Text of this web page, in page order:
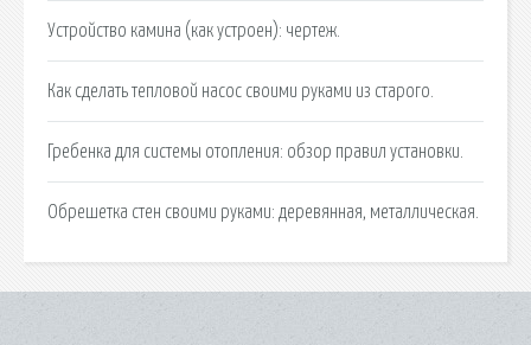
Устройство камина (как устроен): чертеж.
Как сделать тепловой насос своими руками из старого.
Гребенка для системы отопления: обзор правил установки.
Обрешетка стен своими руками: деревянная, металлическая.